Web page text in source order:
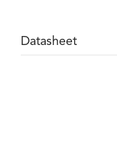
Datasheet